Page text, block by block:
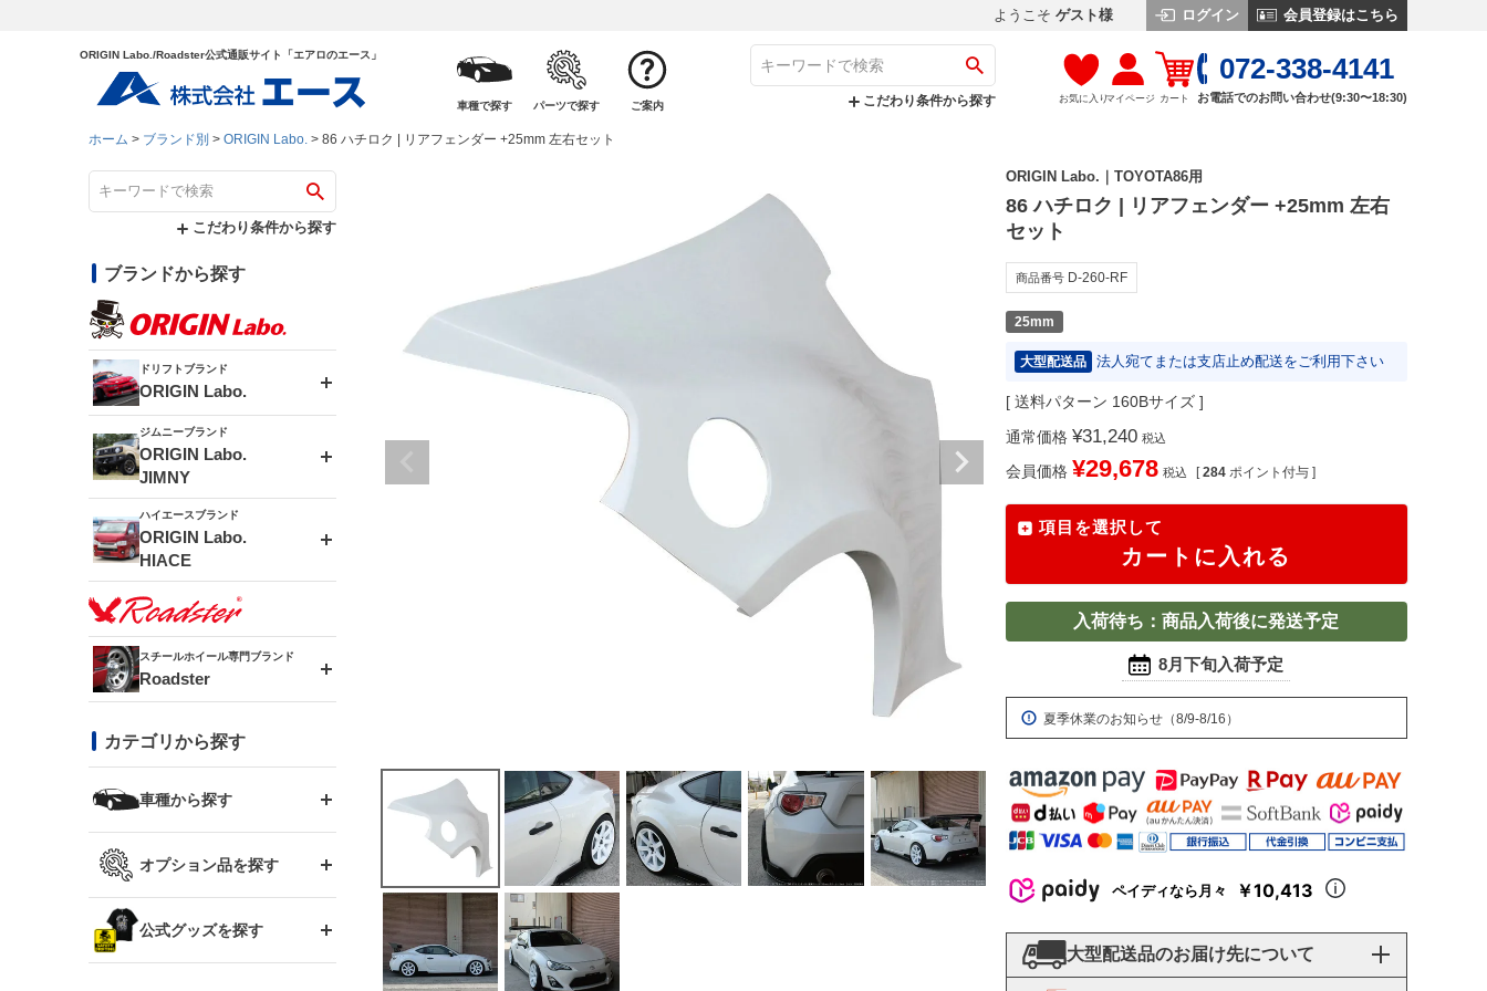
ようこそ ゲスト様 ログイン 会員登録はこちら
ORIGIN Labo./Roadster公式通販サイト「エアロのエース」
車種で探す パーツで探す ご案内 こだわり条件から探す お気に入りマイページ カート
072-338-4141
お電話でのお問い合わせ(9:30〜18:30)
ホーム ブランド別 ORIGIN Labo. 86 ハチロク | リアフェンダー +25mm 左右セット
こだわり条件から探す
ブランドから探す
ドリフトブランド
ORIGIN Labo.
エアロシリーズ
ドリフトライン
風神(180SX)
雷神(S15)
龍神(チェイサー)
レーシングライン
アタックライン
ストリームライン
スタイリッシュライン
フロントフェンダー
リアフェンダー
ブラッシュフェンダー
コンバットアイ
GTウイング
リアウイング
ルーフウイング
ボンネット
ジムニーブランド
ORIGIN Labo.
JIMNY
アルミホイール
MUD-ZEUS
アルミホイール
MUD-SR7
MUD-S7
ボンネット
フェンダー
サイドパーツ
ハイエースブランド
ORIGIN Labo.
HIACE
エアロシリーズ
LUX MODEL SP
LUX MODEL
RUGGER MODEL
GROUND MODEL
PHANTOM LIP
オーバーフェンダー
リアウイング
スムージングバンパー
ワイパーガード
内装パーツ
スチールホイール専門ブランド
Roadster
DAYTONA-RS
DAYTONA-RS NEO
まつど家 鉄漢
まつど家 鉄心
カテゴリから探す
車種から探す
トヨタ
シルビア S13
スズキ
オプション品を探す
GTウイング用ラダー
公式グッズを探す
ORIGIN Labo.｜TOYOTA86用
86 ハチロク | リアフェンダー +25mm 左右
セット
商品番号 D-260-RF
25mm
大型配送品 法人宛てまたは支店止め配送をご利用下さい
送料パターン 160Bサイズ
通常価格 ¥31,240 税込
会員価格 ¥29,678 税込 [ 284 ポイント付与 ]
項目を選択して
カートに入れる
入荷待ち：商品入荷後に発送予定
8月下旬入荷予定
夏季休業のお知らせ（8/9-8/16）
ペイディなら月々 ￥10,413
大型配送品のお届け先について